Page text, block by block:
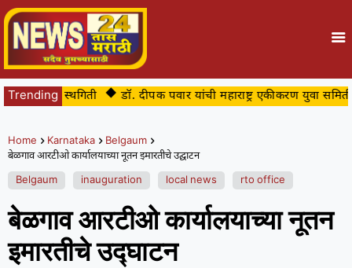
Trending
स्थगिती डॉ. दीपक पवार यांची महाराष्ट्र एकीकरण युवा समिती
Home Karnataka
Belgaum
बेळगाव आरटीओ कार्यालयाच्या नूतन इमारतीचे उद्घाटन
Belgaum
inauguration local news rto office
बेळगाव आरटीओ कार्यालयाच्या नूतन
इमारतीचे उद्घाटन